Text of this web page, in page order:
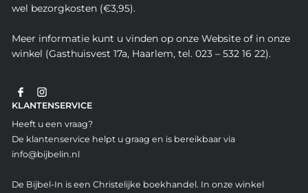
wel bezorgkosten (€3,95).
Meer informatie kunt u vinden op onze Website of in onze
winkel (Gasthuisvest 17a, Haarlem, tel. 023 – 532 16 22).
KLANTENSERVICE
Heeft u een vraag?
De klantenservice helpt u graag en is bereikbaar via
info@bijbelin.nl
De Bijbel-In is een Christelijke boekhandel. In onze winkel